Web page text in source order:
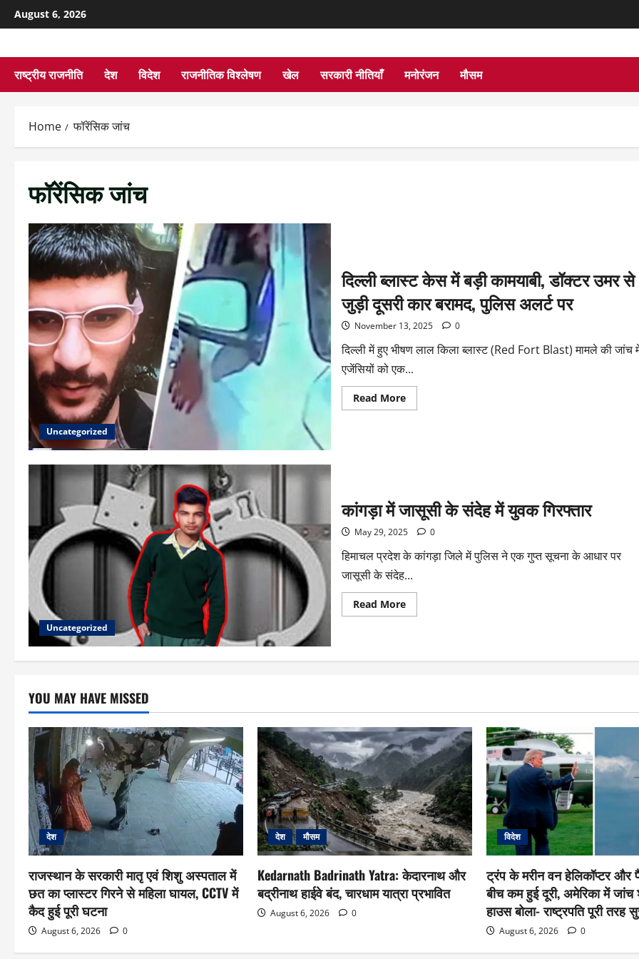
August 6, 2026
राष्ट्रीय राजनीति देश विदेश राजनीतिक विश्लेषण खेल सरकारी नीतियाँ मनोरंजन मौसम
Home फॉरेंसिक जांच
फॉरेंसिक जांच
Uncategorized
दिल्ली ब्लास्ट केस में बड़ी कामयाबी, डॉक्टर उमर से
जुड़ी दूसरी कार बरामद, पुलिस अलर्ट पर
November 13, 2025 0
दिल्ली में हुए भीषण लाल किला ब्लास्ट (Red Fort Blast) मामले की जांच
एजेंसियों को एक...
Read More
Uncategorized
कांगड़ा में जासूसी के संदेह में युवक गिरफ्तार
May 29, 2025 0
हिमाचल प्रदेश के कांगड़ा जिले में पुलिस ने एक गुप्त सूचना के आधार पर
जासूसी के संदेह...
Read More
YOU MAY HAVE MISSED
देश
राजस्थान के सरकारी मातृ एवं शिशु अस्पताल में
छत का प्लास्टर गिरने से महिला घायल, CCTV में
कैद हुई पूरी घटना
August 6, 2026 0
देश मौसम
Kedarnath Badrinath Yatra: केदारनाथ और
बद्रीनाथ हाईवे बंद, चारधाम यात्रा प्रभावित
August 6, 2026 0
विदेश
ट्रंप के मरीन वन हेलिकॉप्टर
बीच कम हुई दूरी, अमेरिका में जांच
हाउस बोला- राष्ट्रपति पूरी तरह
August 6, 2026 0